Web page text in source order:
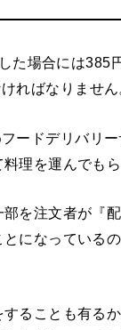
た場合には385
ればなりません
ードデリバリー
理を運んでもら
を注文者が『
になっている
ることも有る